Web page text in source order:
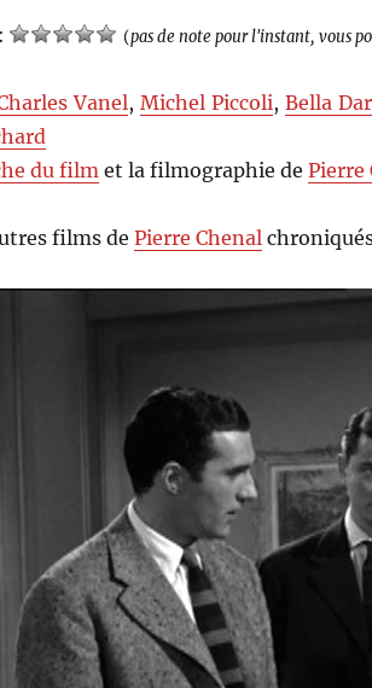
(pas de note pour l'instant, vous
Vanel,Michel Piccoli,Bella
du film et la filmographie dePierre
films dePierre Chenal